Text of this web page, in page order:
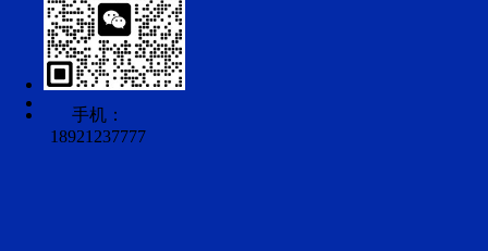
手机：
18921237777